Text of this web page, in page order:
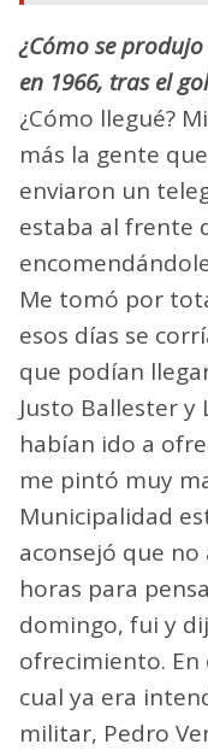
¿Cómo se
en 1966, tras el
¿Cómo llegué?
más la gente
enviaron un
estaba al frente
Me tomó por
esos días se
que podían
Justo Ballester
habían ido a
me pintó muy
Municipalidad
aconsejó que no
horas para
domingo, fui y
ofrecimiento.
cual ya era
militar, Pedro